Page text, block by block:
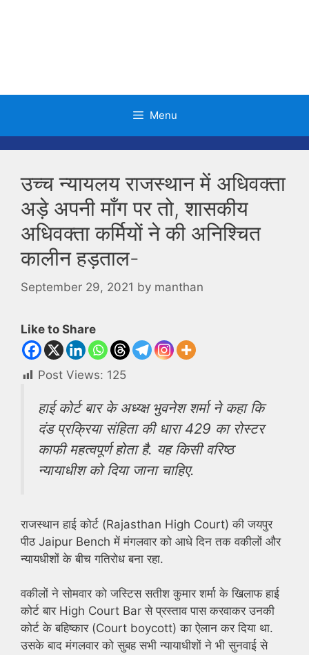
Menu
उच्च न्यायलय राजस्थान में अधिवक्ता
अड़े अपनी माँग पर तो, शासकीय
अधिवक्ता कर्मियों ने की अनिश्चित
कालीन हड़ताल-
September 29, 2021 by manthan
Like to Share
Post Views: 125
हाई कोर्ट बार के अध्य्क्ष भुवनेश शर्मा ने कहा कि
दंड प्रक्रिया संहिता की धारा 429 का रोस्टर
काफी महत्वपूर्ण होता है. यह किसी वरिष्ठ
न्यायाधीश को दिया जाना चाहिए.
राजस्थान हाई कोर्ट (Rajasthan High Court) की जयपुर
पीठ Jaipur Bench में मंगलवार को आधे दिन तक वकीलों और
न्यायधीशों के बीच गतिरोध बना रहा.
वकीलों ने सोमवार को जस्टिस सतीश कुमार शर्मा के खिलाफ हाई
कोर्ट बार High Court Bar से प्रस्ताव पास करवाकर उनकी
कोर्ट के बहिष्कार (Court boycott) का ऐलान कर दिया था.
उसके बाद मंगलवार को सुबह सभी न्यायाधीशों ने भी सुनवाई से